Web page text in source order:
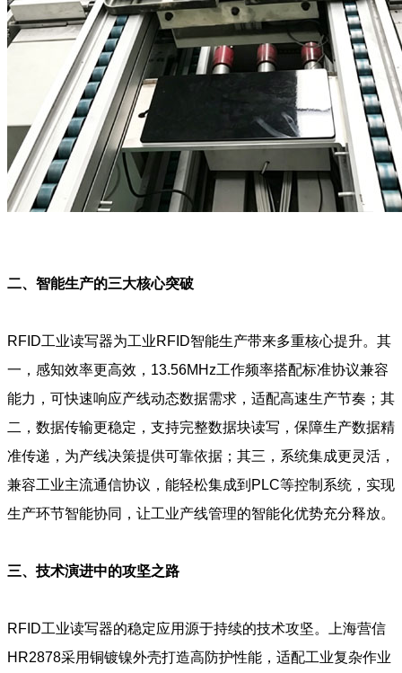
二、智能生产的三大核心突破
RFID工业读写器为工业RFID智能生产带来多重核心提升。其
一，感知效率更高效，13.56MHz工作频率搭配标准协议兼容
能力，可快速响应产线动态数据需求，适配高速生产节奏；其
二，数据传输更稳定，支持完整数据块读写，保障生产数据精
准传递，为产线决策提供可靠依据；其三，系统集成更灵活，
兼容工业主流通信协议，能轻松集成到PLC等控制系统，实现
生产环节智能协同，让工业产线管理的智能化优势充分释放。
三、技术演进中的攻坚之路
RFID工业读写器的稳定应用源于持续的技术攻坚。上海营信
HR2878采用铜镀镍外壳打造高防护性能，适配工业复杂作业